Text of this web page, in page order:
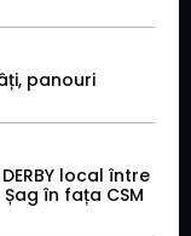
panouri
local între
în fața CSM